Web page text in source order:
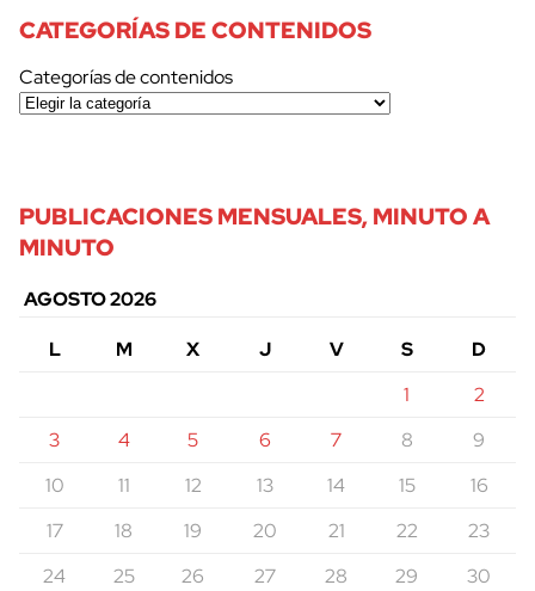
CATEGORÍAS DE CONTENIDOS
Categorías de contenidos
PUBLICACIONES MENSUALES, MINUTO A
MINUTO
AGOSTO 2026
L
M X J V S
D
1
2
3
4 5 6 7 8
9
10
11 12 13 14 15
16
17
18 19 20 21 22
23
24
25 26 27 28 29
30